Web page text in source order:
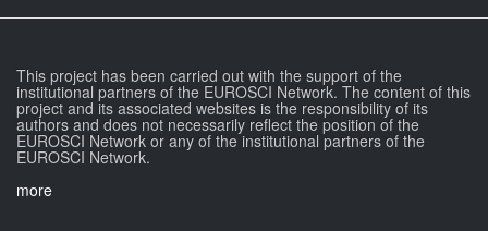
This project has been carried out with the support of the
institutional partners of the EUROSCI Network. The content of this
project and its associated websites is the responsibility of its
authors and does not necessarily reflect the position of the
EUROSCI Network or any of the institutional partners of the
EUROSCI Network.
more